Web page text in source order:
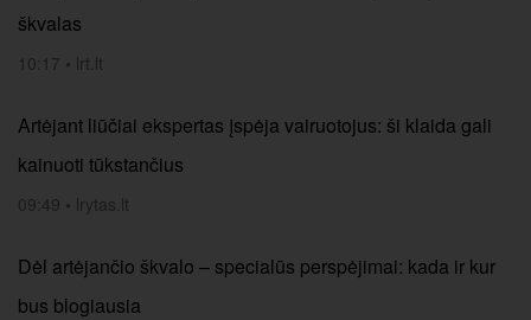
škvalas
10:17 • lrt.lt
Artėjant liūčiai ekspertas įspėja vairuotojus: ši klaida gali
kainuoti tūkstančius
09:49 • lrytas.lt
Dėl artėjančio škvalo – specialūs perspėjimai: kada ir kur
bus blogiausia